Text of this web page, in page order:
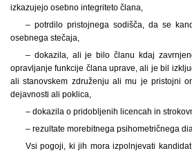
izkazujejo osebno integriteto člana,
– potrdilo pristojnega sodišča, da se
osebnega stečaja,
– dokazila, ali je bilo članu kdaj
opravljanje funkcije člana uprave, ali je bil
ali stanovskem združenju ali mu je pristojni
dejavnosti ali poklica,
– dokazila o pridobljenih licencah in
– rezultate morebitnega psihometričnega
Vsi pogoji, ki jih mora izpolnjevati